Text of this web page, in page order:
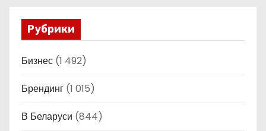
Рубрики
Бизнес (1 492)
Брендинг (1 015)
В Беларуси (844)